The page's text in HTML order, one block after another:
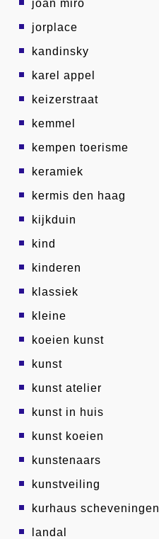
joan miro
jorplace
kandinsky
karel appel
keizerstraat
kemmel
kempen toerisme
keramiek
kermis den haag
kijkduin
kind
kinderen
klassiek
kleine
koeien kunst
kunst
kunst atelier
kunst in huis
kunst koeien
kunstenaars
kunstveiling
kurhaus scheveningen
landal